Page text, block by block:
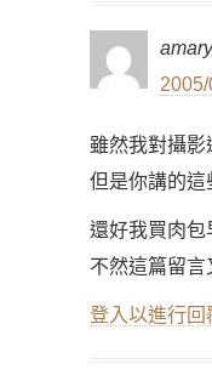
雖然我對攝影
但是你講的這
還好我買肉包
不然這篇留言
登入以進行回